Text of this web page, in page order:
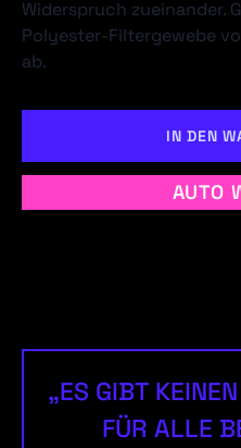
Widerspruch zueinander.
Polyester-Filtergewebe
ab.
IN DEN
AUTO
„ES GIBT
FÜR ALLE